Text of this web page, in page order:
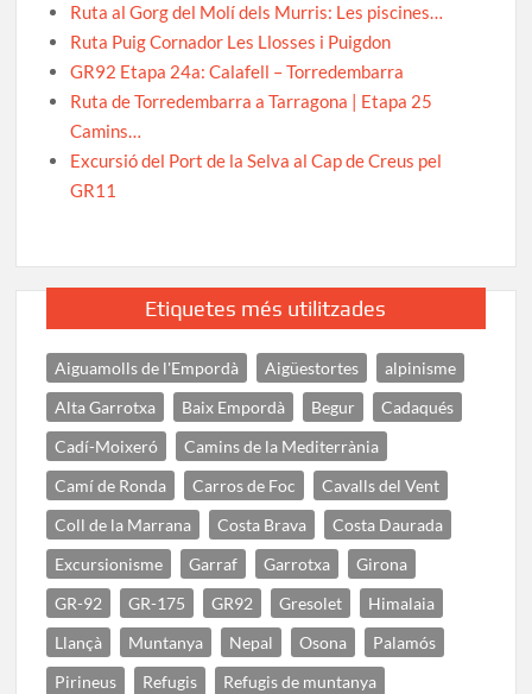
Ruta al Gorg del Molí dels Murris: Les piscines…
Ruta Puig Cornador Les Llosses i Puigdon
GR92 Etapa 24a: Calafell – Torredembarra
Ruta de Torredembarra a Tarragona | Etapa 25
Camins…
Excursió del Port de la Selva al Cap de Creus pel
GR11
Etiquetes més utilitzades
Aiguamolls de l'Empordà Aigüestortes
alpinisme
Alta Garrotxa
Baix Empordà Begur
Cadaqués
Cadí-Moixeró
Camins de la Mediterrània
Camí de Ronda
Carros de Foc
Cavalls del Vent
Coll de la Marrana
Costa Brava
Costa Daurada
Excursionisme
Garraf Garrotxa
Girona
GR-92
GR-175 GR92 Gresolet
Himalaia
Llançà
Muntanya Nepal Osona
Palamós
Pirineus
Refugis
Refugis de muntanya